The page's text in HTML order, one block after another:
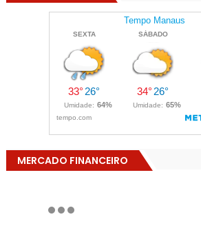
MERCADO FINANCEIRO